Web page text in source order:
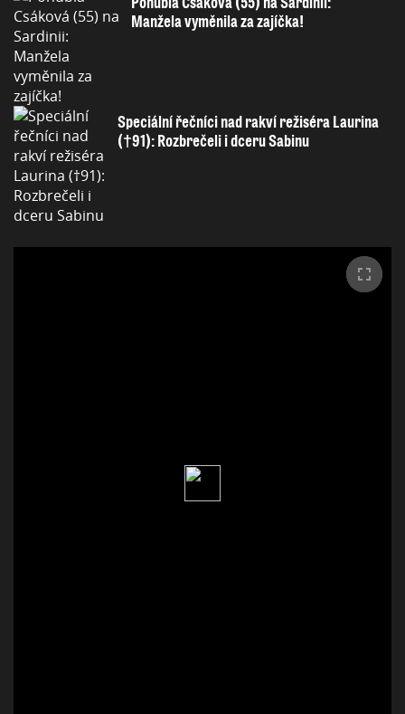
Manžela vyměnila za zajíčka!
Speciální řečníci nad rakví režiséra Laurina
(†91): Rozbrečeli i dceru Sabinu